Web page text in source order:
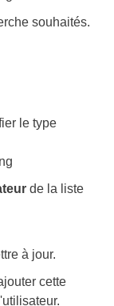
souhaités.
le type
de la liste
à jour.
cette